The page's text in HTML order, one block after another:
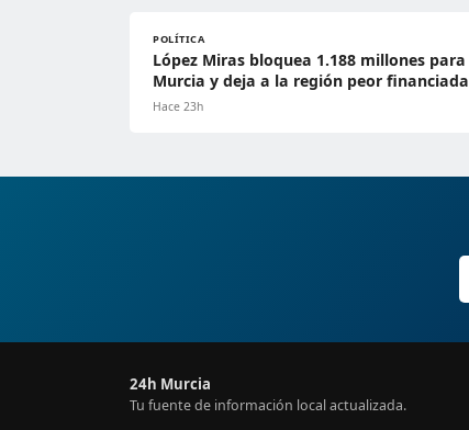
POLÍTICA
López Miras bloquea 1.188 millones para
Murcia y deja a la región peor financiada
Hace 23h
24h Murcia
Tu fuente de información local actualizada.